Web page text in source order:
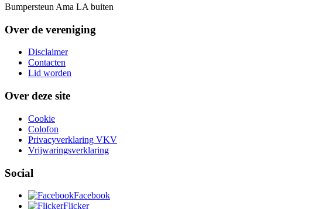
Bumpersteun Ama LA buiten
Over de vereniging
Disclaimer
Contacten
Lid worden
Over deze site
Cookie
Colofon
Privacyverklaring VKV
Vrijwaringsverklaring
Social
Facebook
Flicker